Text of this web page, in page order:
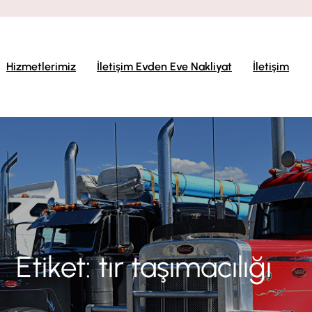
Hizmetlerimiz İletişim Evden Eve Nakliyat İletişim
Etiket:tır taşımacılığı